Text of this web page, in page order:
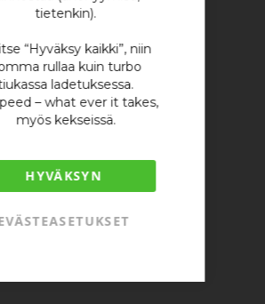
tietenkin).
“Hyväksy kaikki”, niin
rullaa kuin turbo
ladetuksessa.
– what ever it takes,
myös kekseissä.
HYVÄKSYN
1 655,93 €
ostoskoriin
Lisää vertailuun